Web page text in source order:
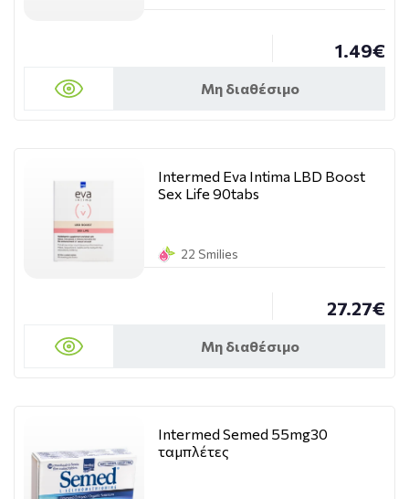
1.49€
Μη διαθέσιμο
Intermed Eva Intima LBD Boost
Sex Life 90tabs
22 Smilies
27.27€
Μη διαθέσιμο
Intermed Semed 55mg30
ταμπλέτες